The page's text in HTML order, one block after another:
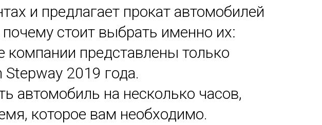
и предлагает прокат автомобилей
стоит выбрать именно их:
компании представлены только
2019 года.
автомобиль на несколько часов,
которое вам необходимо.